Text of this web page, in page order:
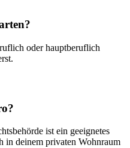
oder hauptberuflich
ist ein geeignetes
in deinem privaten Wohnraum